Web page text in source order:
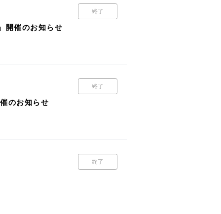
終了
開催のお知らせ
終了
のお知らせ
終了